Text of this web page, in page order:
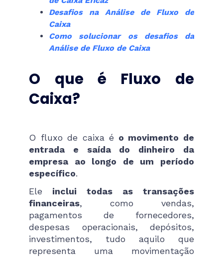
Desafios na Análise de Fluxo de
Caixa
Como solucionar os desafios da
Análise de Fluxo de Caixa
O que é Fluxo de
Caixa?
O fluxo de caixa é o movimento de
entrada e saída do dinheiro da
empresa ao longo de um período
específico.
Ele inclui todas as transações
financeiras, como vendas,
pagamentos de fornecedores,
despesas operacionais, depósitos,
investimentos, tudo aquilo que
representa uma movimentação